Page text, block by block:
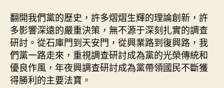
翻開我們黨的歷史，許多熠熠生輝的理論創新，許
多影響深遠的嚴重決策，無不源于深刻扎實的調查
研討。從石庫門到天安門，從興業路到復興路，我
們黨一路走來，重視調查研討成為黨的光榮傳統和
優良作風，年夜興調查研討成為黨帶領國民不斷獲
得勝利的主要法寶。